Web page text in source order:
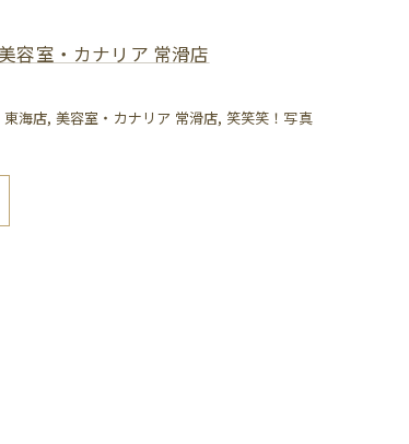
容室・カナリア 常滑店
海店 美容室・カナリア 常滑店 笑笑笑！写真